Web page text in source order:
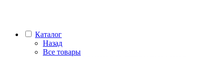
Каталог
Назад
Все товары